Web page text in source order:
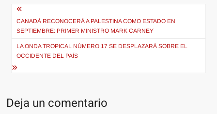
Navegación
de
entradas
CANADÁ RECONOCERÁ A PALESTINA COMO ESTADO EN
SEPTIEMBRE: PRIMER MINISTRO MARK CARNEY
LA ONDA TROPICAL NÚMERO 17 SE DESPLAZARÁ SOBRE EL
OCCIDENTE DEL PAÍS
Deja un comentario